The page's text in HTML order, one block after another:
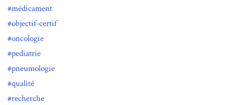
médicament
objectif-certif
oncologie
pediatrie
pneumologie
qualité
recherche